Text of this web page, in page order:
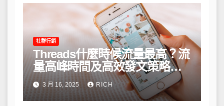
社群行銷
Threads什麼時候流量最高？流
量高峰時間及高效發文策略攻
略3 月 16, 2025 RICH